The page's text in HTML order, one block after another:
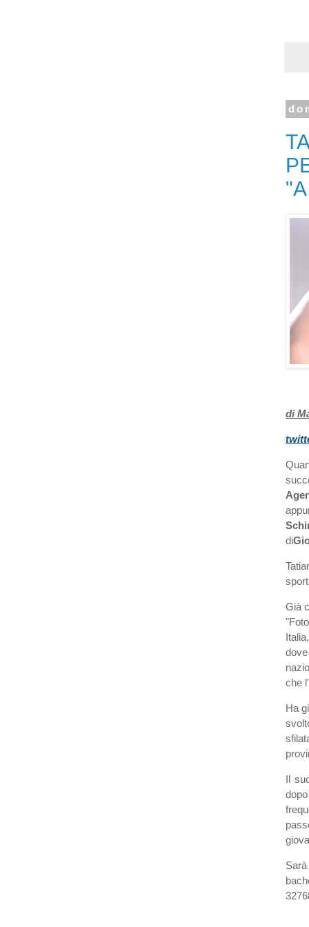
di
di
Già
che
Ha
Il